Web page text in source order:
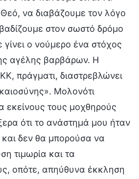
να διαβάζουμε τον λόγο
στον σωστό δρόμο
ο νούμερο ένα στόχος
αγέλης βαρβάρων. Η
πράγματι, διαστρεβλώνει
Μολονότι
εκείνους τους μοχθηρούς
ότι το ανάστημά μου ήταν
δεν θα μπορούσα να
τιμωρία και τα
οπότε, απηύθυνα έκκληση